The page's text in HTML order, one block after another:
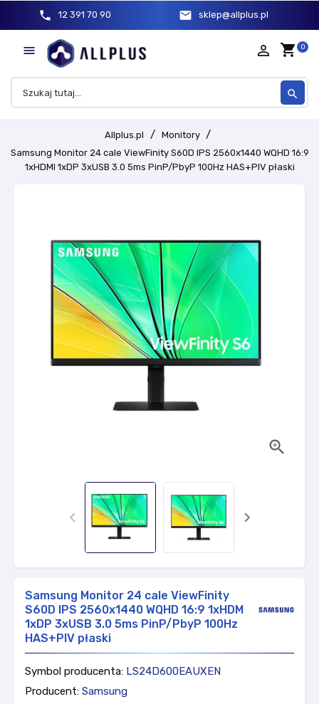
phone 12 391 70 90 mail sklep@allplus.pl
 shopping_cart 0
person_outline
search
Allplus.pl
Monitory
Samsung Monitor 24 cale ViewFinity S60D IPS 2560x1440 WQHD 16:9
1xHDMI 1xDP 3xUSB 3.0 5ms PinP/PbyP 100Hz HAS+PIV płaski

 
Samsung Monitor 24 cale ViewFinity
S60D IPS 2560x1440 WQHD 16:9 1xHDMI
1xDP 3xUSB 3.0 5ms PinP/PbyP 100Hz
HAS+PIV płaski
Symbol producenta: LS24D600EAUXEN
Producent: Samsung